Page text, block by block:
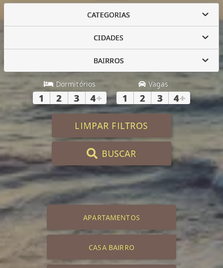
CATEGORIAS
CIDADES
BAIRROS
Dormitórios
1 2 3 4+
Vagas
1 2 3 4+
LIMPAR FILTROS
BUSCAR
APARTAMENTOS
CASA BAIRRO